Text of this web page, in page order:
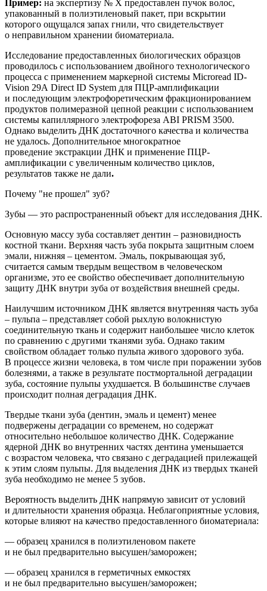
Пример: на экспертизу № Х предоставлен пучок волос,
упакованный в полиэтиленовый пакет, при вскрытии
которого ощущался запах гнили, что свидетельствует
о неправильном хранении биоматериала.
Исследование предоставленных биологических образцов
проводилось с использованием двойного технологического
процесса с применением маркерной системы Microread ID-
Vision 29A Direct ID System для ПЦР-амплификации
и последующим электрофоретическим фракционированием
продуктов полимеразной цепной реакции с использованием
системы капиллярного электрофореза ABI PRISM 3500.
Однако выделить ДНК достаточного качества и количества
не удалось. Дополнительное многократное
проведение экстракции ДНК и применение ПЦР-
амплификации с увеличенным количество циклов,
результатов также не дали.
Почему "не прошел" зуб?
Зубы — это распространенный объект для исследования ДНК.
Основную массу зуба составляет дентин – разновидность
костной ткани. Верхняя часть зуба покрыта защитным слоем
эмали, нижняя – цементом. Эмаль, покрывающая зуб,
считается самым твердым веществом в человеческом
организме, это ее свойство обеспечивает дополнительную
защиту ДНК внутри зуба от воздействия внешней среды.
Наилучшим источником ДНК является внутренняя часть зуба
– пульпа – представляет собой рыхлую волокнистую
соединительную ткань и содержит наибольшее число клеток
по сравнению с другими тканями зуба. Однако таким
свойством обладает только пульпа живого здорового зуба.
В процессе жизни человека, в том числе при поражении зубов
болезнями, а также в результате постмортальной деградации
зуба, состояние пульпы ухудшается. В большинстве случаев
происходит полная деградация ДНК.
Твердые ткани зуба (дентин, эмаль и цемент) менее
подвержены деградации со временем, но содержат
относительно небольшое количество ДНК. Содержание
ядерной ДНК во внутренних частях дентина уменьшается
с возрастом человека, что связано с деградацией прилежащей
к этим слоям пульпы. Для выделения ДНК из твердых тканей
зуба необходимо не менее 5 зубов.
Вероятность выделить ДНК напрямую зависит от условий
и длительности хранения образца. Неблагоприятные условия,
которые влияют на качество предоставленного биоматериала:
— образец хранился в полиэтиленовом пакете
и не был предварительно высушен/заморожен;
— образец хранился в герметичных емкостях
и не был предварительно высушен/заморожен;